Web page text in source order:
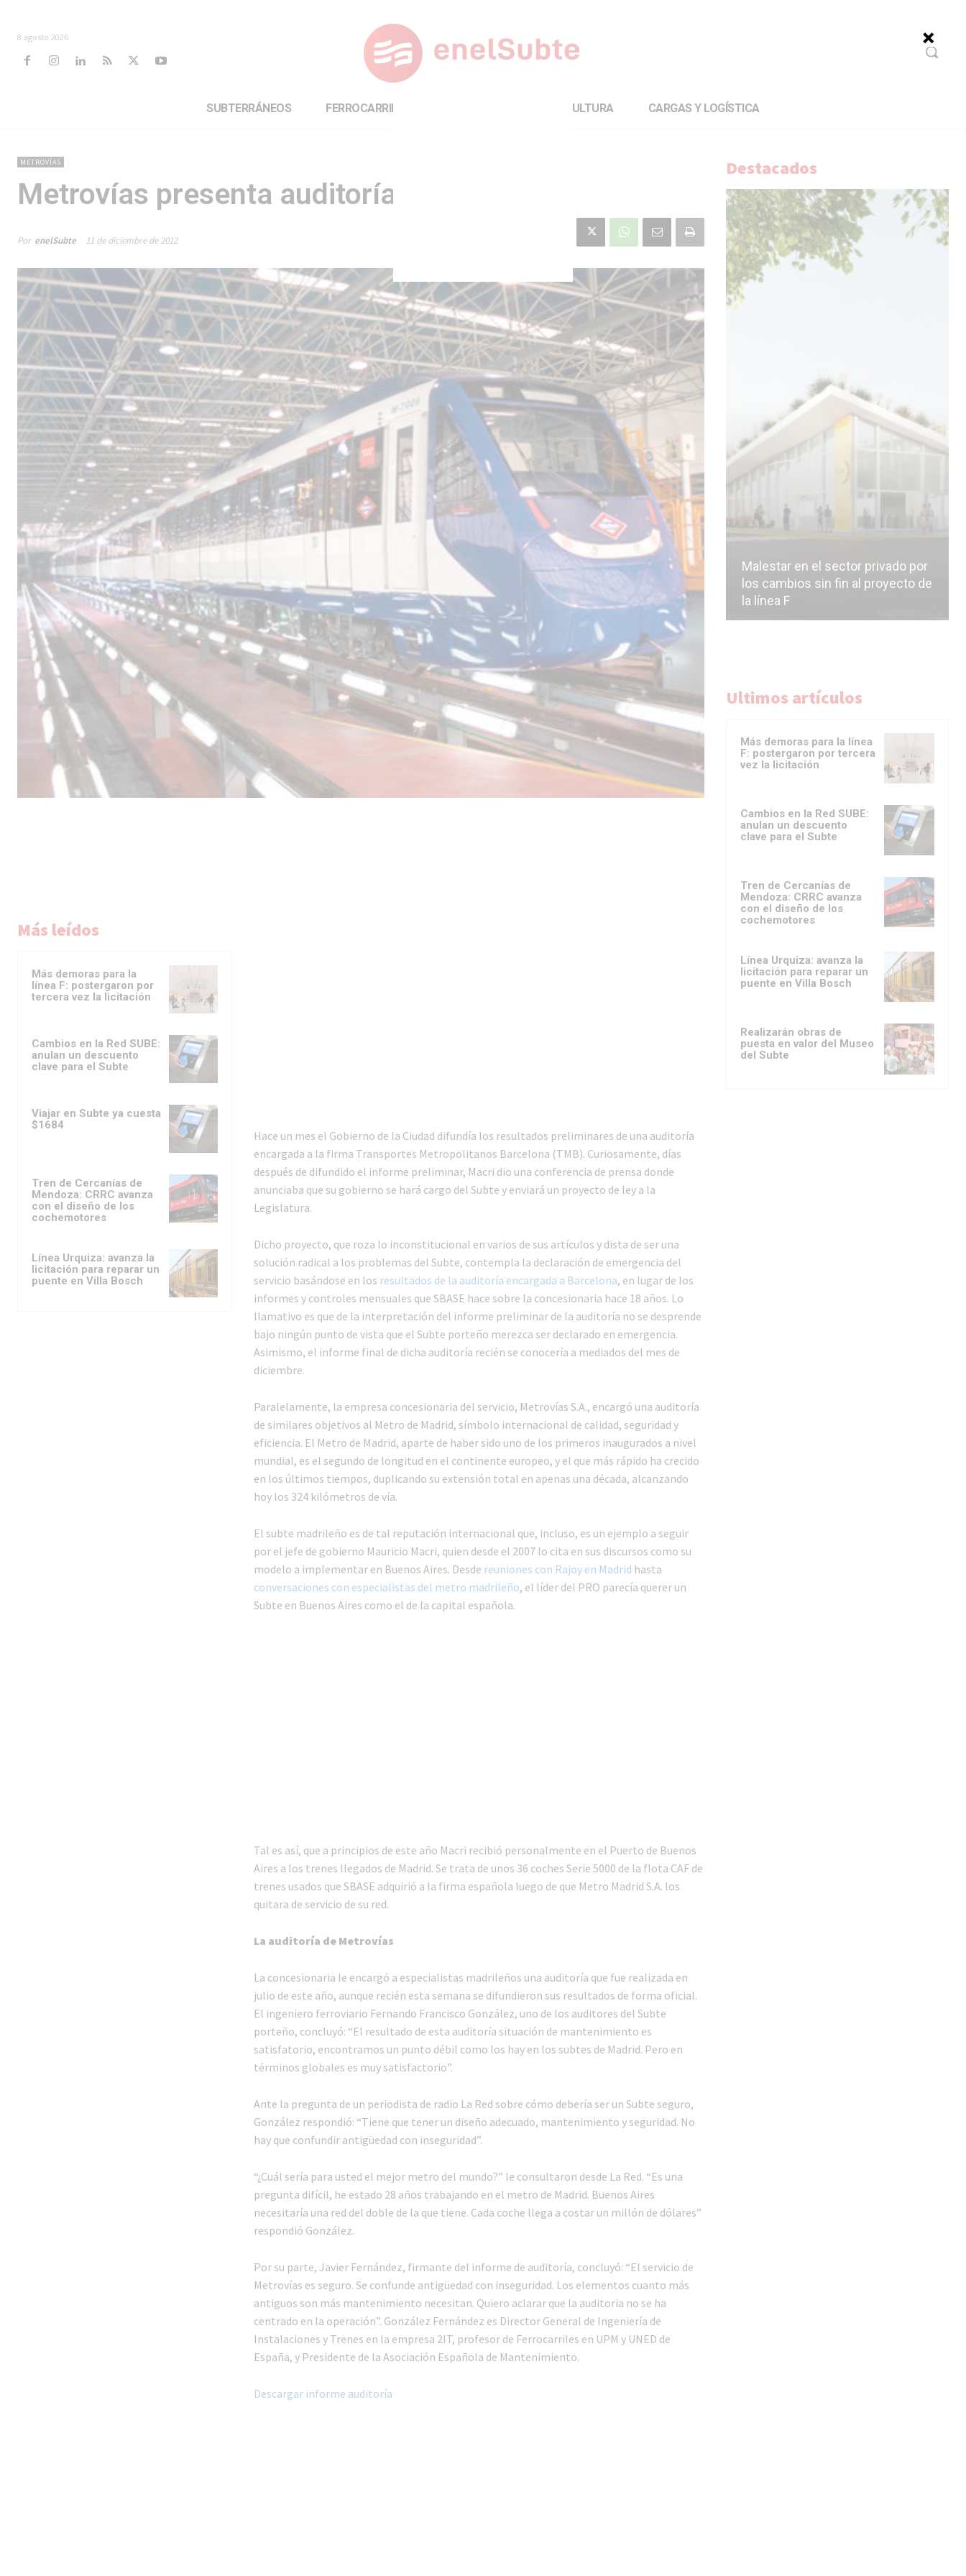
8 agosto 2026
SUBTERRÁNEOS FERROCARRILES CULTURA CARGAS Y LOGÍSTICA
METROVÍAS
Metrovías presenta auditoría propia
Por enelSubte 11 de diciembre de 2012
Más leídos
Más demoras para la
línea F: postergaron por
tercera vez la licitación
Cambios en la Red SUBE:
anulan un descuento
clave para el Subte
Viajar en Subte ya cuesta
$1684
Tren de Cercanías de
Mendoza: CRRC avanza
con el diseño de los
cochemotores
Línea Urquiza: avanza la
licitación para reparar un
puente en Villa Bosch
Hace un mes el Gobierno de la Ciudad difundía los resultados preliminares de una auditoría
encargada a la firma Transportes Metropolitanos Barcelona (TMB). Curiosamente, días
después de difundido el informe preliminar, Macri dio una conferencia de prensa donde
anunciaba que su gobierno se hará cargo del Subte y enviará un proyecto de ley a la
Legislatura.
Dicho proyecto, que roza lo inconstitucional en varios de sus artículos y dista de ser una
solución radical a los problemas del Subte, contempla la declaración de emergencia del
servicio basándose en los resultados de la auditoría encargada a Barcelona, en lugar de los
informes y controles mensuales que SBASE hace sobre la concesionaria hace 18 años. Lo
llamativo es que de la interpretación del informe preliminar de la auditoría no se desprende
bajo ningún punto de vista que el Subte porteño merezca ser declarado en emergencia.
Asimismo, el informe final de dicha auditoría recién se conocería a mediados del mes de
diciembre.
Paralelamente, la empresa concesionaria del servicio, Metrovías S.A., encargó una auditoría
de similares objetivos al Metro de Madrid, símbolo internacional de calidad, seguridad y
eficiencia. El Metro de Madrid, aparte de haber sido uno de los primeros inaugurados a nivel
mundial, es el segundo de longitud en el continente europeo, y el que más rápido ha crecido
en los últimos tiempos, duplicando su extensión total en apenas una década, alcanzando
hoy los 324 kilómetros de vía.
El subte madrileño es de tal reputación internacional que, incluso, es un ejemplo a seguir
por el jefe de gobierno Mauricio Macri, quien desde el 2007 lo cita en sus discursos como su
modelo a implementar en Buenos Aires. Desde reuniones con Rajoy en Madrid hasta
conversaciones con especialistas del metro madrileño, el líder del PRO parecía querer un
Subte en Buenos Aires como el de la capital española.
Tal es así, que a principios de este año Macri recibió personalmente en el Puerto de Buenos
Aires a los trenes llegados de Madrid. Se trata de unos 36 coches Serie 5000 de la flota CAF de
trenes usados que SBASE adquirió a la firma española luego de que Metro Madrid S.A. los
quitara de servicio de su red.
La auditoría de Metrovías
La concesionaria le encargó a especialistas madrileños una auditoría que fue realizada en
julio de este año, aunque recién esta semana se difundieron sus resultados de forma oficial.
El ingeniero ferroviario Fernando Francisco González, uno de los auditores del Subte
porteño, concluyó: “El resultado de esta auditoría situación de mantenimiento es
satisfatorio, encontramos un punto débil como los hay en los subtes de Madrid. Pero en
términos globales es muy satisfactorio”.
Ante la pregunta de un periodista de radio La Red sobre cómo debería ser un Subte seguro,
González respondió: “Tiene que tener un diseño adecuado, mantenimiento y seguridad. No
hay que confundir antigüedad con inseguridad”.
“¿Cuál sería para usted el mejor metro del mundo?” le consultaron desde La Red. “Es una
pregunta difícil, he estado 28 años trabajando en el metro de Madrid. Buenos Aires
necesitaría una red del doble de la que tiene. Cada coche llega a costar un millón de dólares”
respondió González.
Por su parte, Javier Fernández, firmante del informe de auditoría, concluyó: “El servicio de
Metrovías es seguro. Se confunde antigüedad con inseguridad. Los elementos cuanto más
antiguos son más mantenimiento necesitan. Quiero aclarar que la auditoria no se ha
centrado en la operación”. González Fernández es Director General de Ingeniería de
Instalaciones y Trenes en la empresa 2IT, profesor de Ferrocarriles en UPM y UNED de
España, y Presidente de la Asociación Española de Mantenimiento.
Descargar informe auditoría
Destacados
Malestar en el sector privado por
los cambios sin fin al proyecto de
la línea F
Ultimos artículos
Más demoras para la línea
F: postergaron por tercera
vez la licitación
Cambios en la Red SUBE:
anulan un descuento
clave para el Subte
Tren de Cercanías de
Mendoza: CRRC avanza
con el diseño de los
cochemotores
Línea Urquiza: avanza la
licitación para reparar un
puente en Villa Bosch
Realizarán obras de
puesta en valor del Museo
del Subte